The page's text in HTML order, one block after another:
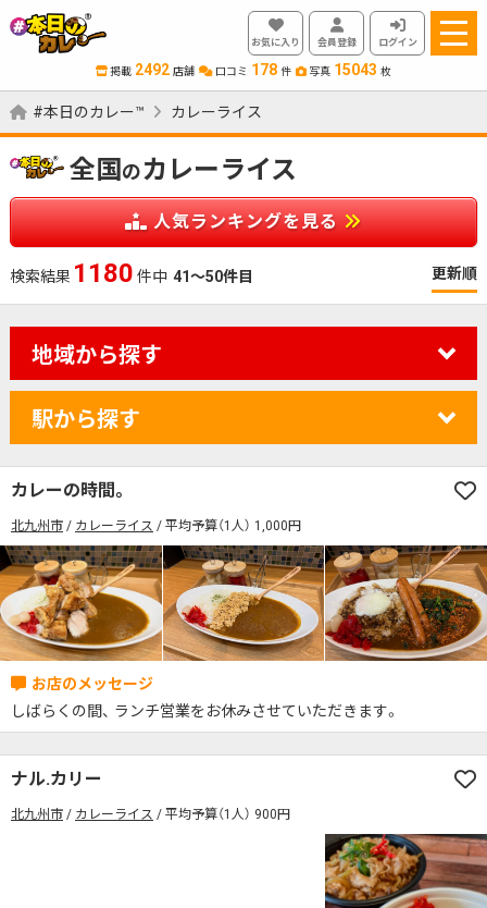
お気に入り 会員登録 ログイン
掲載 2492 店舗 口コミ 178 件 写真 15043 枚
#本日のカレー™ カレーライス
全国 のカレーライス
人気ランキングを見る
検索結果 1180 件中 41～50件目 更新順
地域から探す
カレーのジャンルを絞り込む
無料駐車場あり 1人でも入りやすいお店
モーニングあり ランチあり 夜10時以降も営業
年中無休 5名以上の団体歓迎 テイクアウトOK
カウンター席あり テーブル席あり テラス席あり
カレー専門店
駅から探す
カレーのジャンルを絞り込む
席の予約可 駅から徒歩5分以内
無料駐車場あり 1人でも入りやすいお店
モーニングあり ランチあり 夜10時以降も営業
年中無休
デリバリー対応 禁煙席のみ 喫煙席あり
カウンター席あり
テラス席ペット可 子連れ・赤ちゃんOK
ポイント貯まる・使える
カレーの時間。
北九州市 カレーライス 平均予算（1人） 1,000円
しばらくの間、 ランチ営業をお休みさせていただきます。
ナル.カリー
北九州市 カレーライス 平均予算（1人） 900円